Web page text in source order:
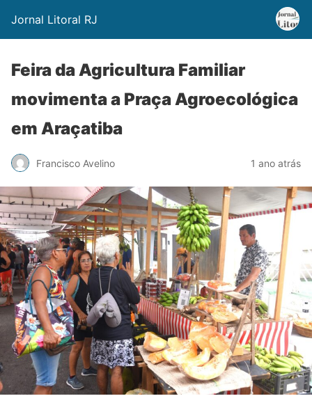
Jornal Litoral RJ
Feira da Agricultura Familiar
movimenta a Praça Agroecológica
em Araçatiba
Francisco Avelino 1 ano atrás